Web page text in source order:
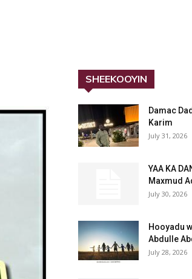
SHEEKOOYIN
Damac
Karim
July 31, 2026
YAA KA
Maxmud
July 30, 2026
Hooyadu
Abdulle
July 28, 2026